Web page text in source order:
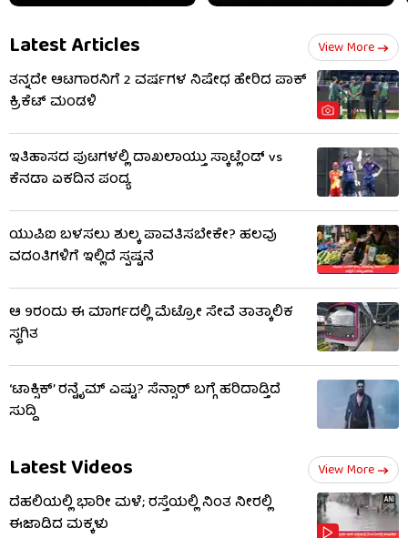
Latest Articles View More
ತನ್ನದೇ ಆಟಗಾರನಿಗೆ 2 ವರ್ಷಗಳ ನಿಷೇಧ ಹೇರಿದ ಪಾಕ್
ಕ್ರಿಕೆಟ್ ಮಂಡಳಿ
ಇತಿಹಾಸದ ಪುಟಗಳಲ್ಲಿ ದಾಖಲಾಯ್ತು ಸ್ಕಾಟ್ಲೆಂಡ್ vs
ಕೆನಡಾ ಏಕದಿನ ಪಂದ್ಯ
ಯುಪಿಐ ಬಳಸಲು ಶುಲ್ಕ ಪಾವತಿಸಬೇಕೇ? ಹಲವು
ವದಂತಿಗಳಿಗೆ ಇಲ್ಲಿದೆ ಸ್ಪಷ್ಟನೆ
ಆ 9ರಂದು ಈ ಮಾರ್ಗದಲ್ಲಿ ಮೆಟ್ರೋ ಸೇವೆ ತಾತ್ಕಾಲಿಕ
ಸ್ಥಗಿತ
‘ಟಾಕ್ಸಿಕ್’ ರನ್ಟೈಮ್ ಎಷ್ಟು? ಸೆನ್ಸಾರ್ ಬಗ್ಗೆ ಹರಿದಾಡ್ತಿದೆ
ಸುದ್ದಿ
Latest Videos View More
ದೆಹಲಿಯಲ್ಲಿ ಭಾರೀ ಮಳೆ; ರಸ್ತೆಯಲ್ಲಿ ನಿಂತ ನೀರಲ್ಲಿ
ಈಜಾಡಿದ ಮಕ್ಕಳು